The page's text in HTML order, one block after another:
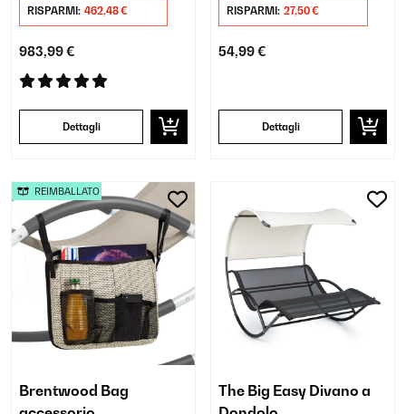
RISPARMI: 462,48 €
983,99 €
Dettagli
RISPARMI: 27,50 €
54,99 €
Dettagli
Brentwood Bag
REIMBALLATO
The Big Easy Divano a